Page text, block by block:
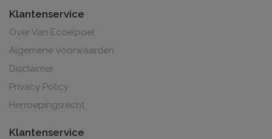
Klantenservice
Over Van Eccelpoel
Algemene voorwaarden
Disclaimer
Privacy Policy
Herroepingsrecht
Klantenservice